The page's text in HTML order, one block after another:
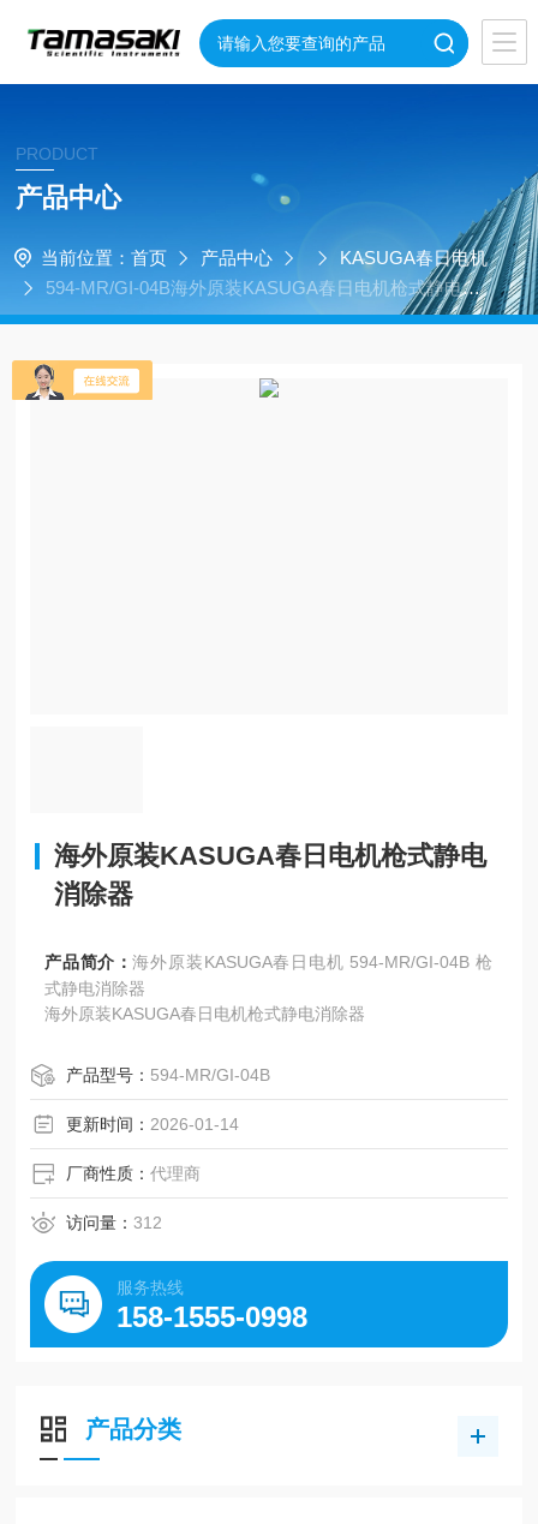
PRODUCT
产品中心
当前位置： 首页 产品中心
KASUGA春日电机
594-MR/GI-04B海外原装KASUGA春日电机枪式静电消
除器
海外原装KASUGA春日电机枪式静电
消除器
产品简介：海外原装KASUGA春日电机 594-MR/GI-04B 枪
式静电消除器
海外原装KASUGA春日电机枪式静电消除器
产品型号： 594-MR/GI-04B
更新时间： 2026-01-14
厂商性质：代理商
访问量：312
服务热线
158-1555-0998
产品分类